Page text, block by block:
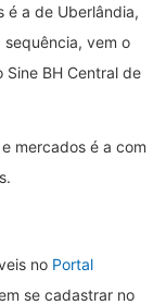
é a de Uberlândia,
vem o
Sine BH Central de
mercados é a com
no Portal
se cadastrar no